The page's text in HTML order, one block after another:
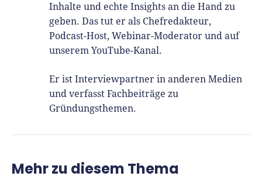
Inhalte und echte Insights an die Hand zu
geben. Das tut er als Chefredakteur,
Podcast-Host, Webinar-Moderator und auf
unserem YouTube-Kanal.
Er ist Interviewpartner in anderen Medien
und verfasst Fachbeiträge zu
Gründungsthemen.
Mehr zu diesem Thema